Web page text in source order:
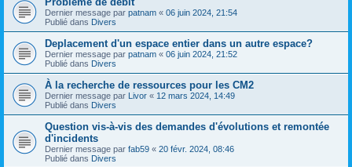
Dernier message par patnam « 06 juin 2024, 21:54
Publié dans Divers
Deplacement d'un espace entier dans un autre espace?
Dernier message par patnam « 06 juin 2024, 21:52
Publié dans Divers
À la recherche de ressources pour les CM2
Dernier message par Livor « 12 mars 2024, 14:49
Publié dans Divers
Question vis-à-vis des demandes d'évolutions et remontée
d'incidents
Dernier message par fab59 « 20 févr. 2024, 08:46
Publié dans Divers